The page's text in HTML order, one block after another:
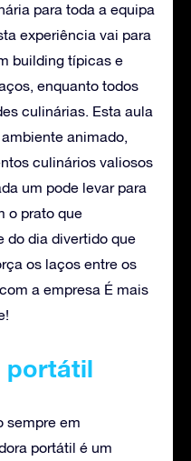
para toda a equipa
experiência vai para
building típicas e
enquanto todos
culinárias. Esta aula
animado,
culinários valiosos
um pode levar para
o prato que
do dia divertido que
os laços entre os
a empresa É mais
portátil
sempre em
portátil é um